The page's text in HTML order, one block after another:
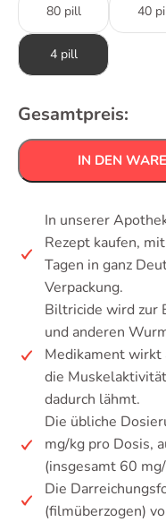
80 pill 40
4 pill
Gesamtpreis:
IN DEN
In unserer
Rezept kaufen,
Tagen in ganz
Verpackung.
Biltricide wird zur
und anderen
Medikament
die
dadurch lähmt.
Die übliche
mg/kg pro Dosis,
(insgesamt 60
Die
(filmüberzogen)